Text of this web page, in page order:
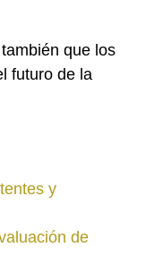
que los
futuro de la
y
de